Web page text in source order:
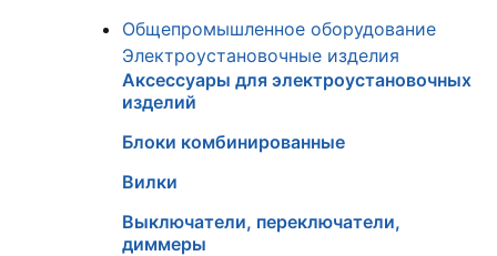
Общепромышленное оборудование
Электроустановочные изделия
Аксессуары для электроустановочных
изделий
Блоки комбинированные
Вилки
Выключатели, переключатели,
диммеры